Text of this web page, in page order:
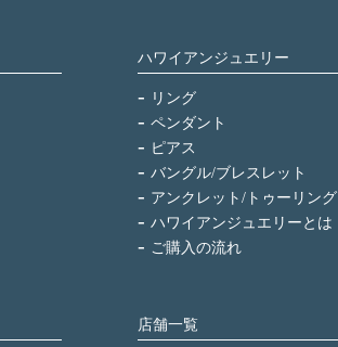
ハワイアンジュエリー
リング
ペンダント
ピアス
バングル/ブレスレット
アンクレット/トゥーリング
ハワイアンジュエリーとは
ご購入の流れ
店舗一覧